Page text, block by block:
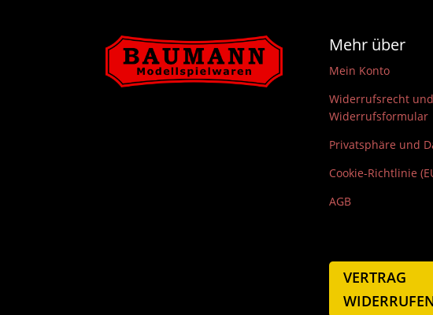
Mehr über
Mein Konto
Widerrufsrecht und
Widerrufsformular
Privatsphäre und
Cookie-Richtlinie
AGB
VERTRAG